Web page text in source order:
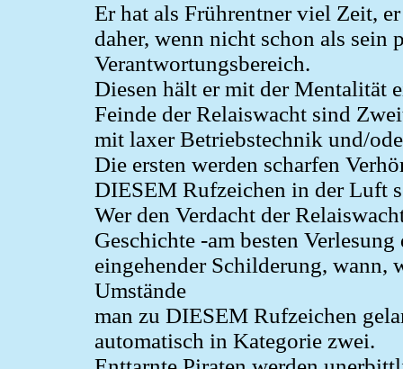
Er hat als Frührentner viel Zeit,
daher, wenn nicht schon als sein
Verantwortungsbereich.
Diesen hält er mit der Mentalität
Feinde der Relaiswacht sind
mit laxer Betriebstechnik und/
Die ersten werden scharfen
DIESEM Rufzeichen in der Luft
Wer den Verdacht der
Geschichte -am besten
eingehender Schilderung,
Umstände
man zu DIESEM Rufzeichen
automatisch in Kategorie zwei.